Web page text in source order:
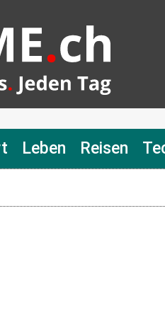
Leben Reisen